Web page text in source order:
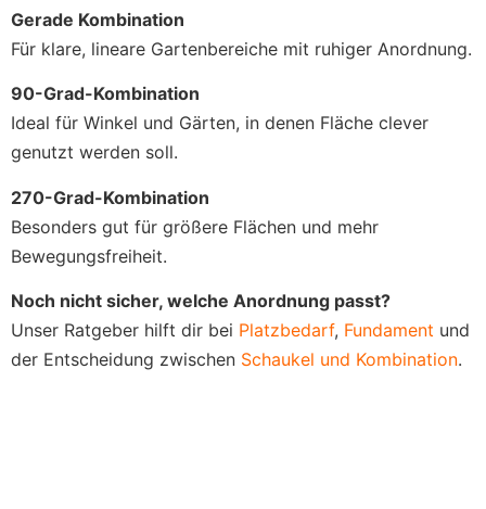
Gerade Kombination
Für klare, lineare Gartenbereiche mit ruhiger Anordnung.
90-Grad-Kombination
Ideal für Winkel und Gärten, in denen Fläche clever
genutzt werden soll.
270-Grad-Kombination
Besonders gut für größere Flächen und mehr
Bewegungsfreiheit.
Noch nicht sicher, welche Anordnung passt?
Unser Ratgeber hilft dir bei Platzbedarf, Fundament und
der Entscheidung zwischen Schaukel und Kombination.